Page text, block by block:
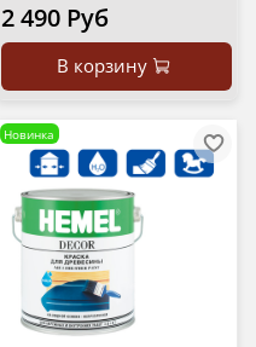
2 490 Руб
В корзину
Новинка